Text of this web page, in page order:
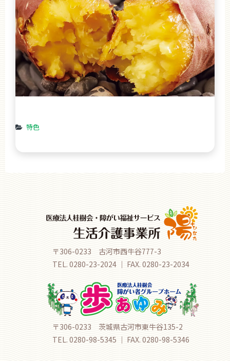
特色
〒306-0233 古河市西牛谷777-3
TEL. 0280-23-2024 ｜ FAX. 0280-23-2034
〒306-0233 茨城県古河市東牛谷135-2
TEL. 0280-98-5345 ｜ FAX. 0280-98-5346